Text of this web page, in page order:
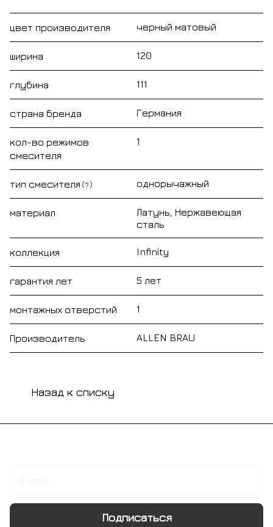
цвет производителя черный матовый
ширина 120
глубина 111
страна бренда Германия
кол-во режимов
смесителя
1
тип смесителя ? однорычажный
материал
Латунь, Нержавеющая
сталь
коллекция Infinity
гарантия лет 5 лет
монтажных отверстий 1
Производитель ALLEN BRAU
Назад к списку
Подписаться